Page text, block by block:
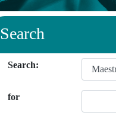
Search
Search:
for